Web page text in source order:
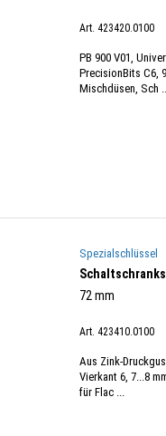
Art. 423420.0100
PB 900 V01,
PrecisionBits C6,
Mischdüsen, Sch
Spezialschlüssel
72 mm
Art. 423410.0100
Aus Zink-
Vierkant 6, 7...8
für Flac ...